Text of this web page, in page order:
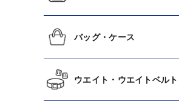
バッグ・ケース
ウエイト・ウエイトベルト